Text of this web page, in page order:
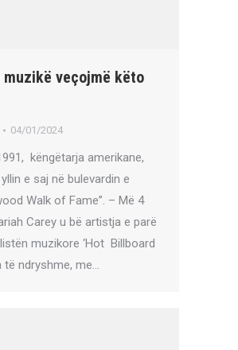
veçojmë këto
04/01/2024
këngëtarja amerikane,
e saj në bulevardin e
Walk of Fame”. – Më 4
Carey u bë artistja e parë
muzikore ‘Hot Billboard
të ndryshme, me…